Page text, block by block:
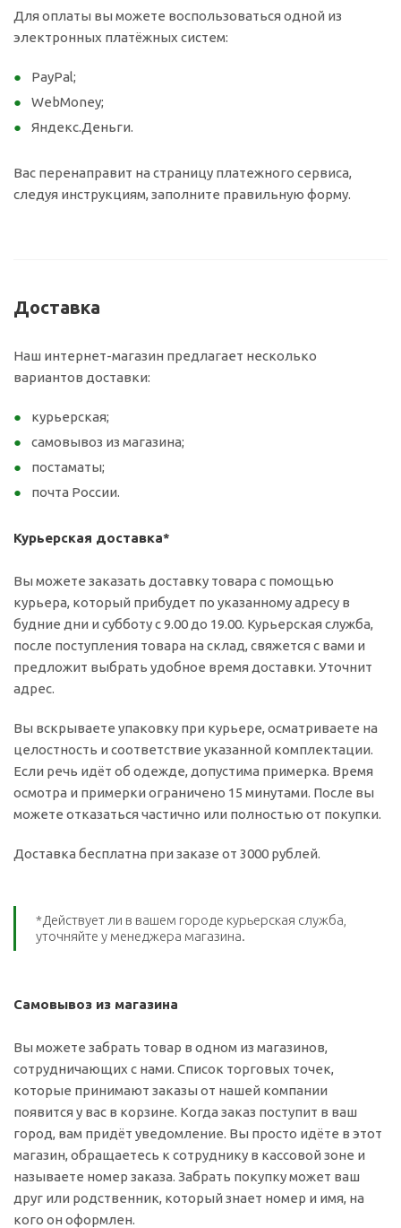
Для оплаты вы можете воспользоваться одной из
электронных платёжных систем:
PayPal;
WebMoney;
Яндекс.Деньги.
Вас перенаправит на страницу платежного сервиса,
следуя инструкциям, заполните правильную форму.
Доставка
Наш интернет-магазин предлагает несколько
вариантов доставки:
курьерская;
самовывоз из магазина;
постаматы;
почта России.
Курьерская доставка*
Вы можете заказать доставку товара с помощью
курьера, который прибудет по указанному адресу в
будние дни и субботу с 9.00 до 19.00. Курьерская служба,
после поступления товара на склад, свяжется с вами и
предложит выбрать удобное время доставки. Уточнит
адрес.
Вы вскрываете упаковку при курьере, осматриваете на
целостность и соответствие указанной комплектации.
Если речь идёт об одежде, допустима примерка. Время
осмотра и примерки ограничено 15 минутами. После вы
можете отказаться частично или полностью от покупки.
Доставка бесплатна при заказе от 3000 рублей.
*Действует ли в вашем городе курьерская служба,
уточняйте у менеджера магазина.
Самовывоз из магазина
Вы можете забрать товар в одном из магазинов,
сотрудничающих с нами. Список торговых точек,
которые принимают заказы от нашей компании
появится у вас в корзине. Когда заказ поступит в ваш
город, вам придёт уведомление. Вы просто идёте в этот
магазин, обращаетесь к сотруднику в кассовой зоне и
называете номер заказа. Забрать покупку может ваш
друг или родственник, который знает номер и имя, на
кого он оформлен.